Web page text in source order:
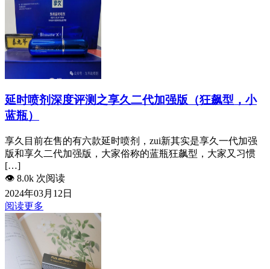
延时喷剂深度评测之享久二代加强版（狂飙型，小
蓝瓶）
享久目前​在售的有六款延时喷剂，zui新其实是享久一代加强
版和享久二代加强版，大家俗称的蓝瓶狂飙型，大家又习惯
[…]
👁️ 8.0k 次阅读
2024年03月12日
阅读更多